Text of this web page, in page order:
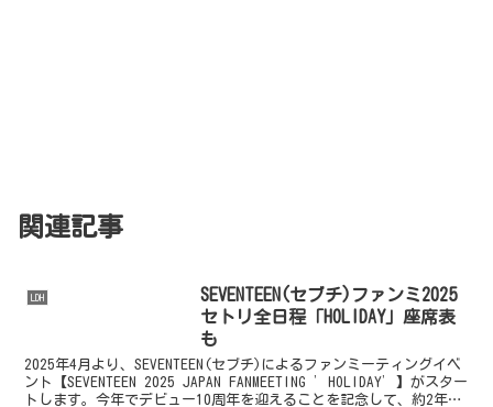
関連記事
LDH
SEVENTEEN(セブチ)ファンミ2025
セトリ全日程「HOLIDAY」座席表
も
2025年4月より、SEVENTEEN(セブチ)によるファンミーティングイベ
ント【SEVENTEEN 2025 JAPAN FANMEETING ’HOLIDAY’】がスター
トします。今年でデビュー10周年を迎えることを記念して、約2年ぶ